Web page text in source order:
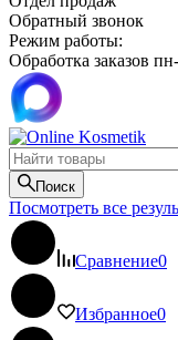
Обратный звонок
Режим работы:
Обработка заказов
Поиск
Посмотреть все
Сравнение0
Избранное0